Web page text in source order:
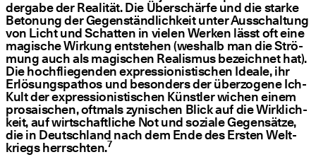
der­ga­be der Rea­li­tät. Die Über­schär­fe und die star­ke
Beto­nung der Gegen­ständ­lich­keit unter Aus­schal­tung
von Licht und Schat­ten in vie­len Wer­ken lässt oft eine
magi­sche Wir­kung ent­ste­hen (wes­halb man die Strö­
mung auch als magi­schen Rea­lis­mus bezeich­net hat).
Die hoch­flie­gen­den expres­sio­nis­ti­schen Idea­le, ihr
Erlö­sungs­pa­thos und beson­ders der über­zo­ge­ne Ich-
Kult der expres­sio­nis­ti­schen Künst­ler wichen einem
pro­sa­ischen, oft­mals zyni­schen Blick auf die Wirk­lich­
keit, auf wirt­schaft­li­che Not und sozia­le Gegen­sät­ze,
die in Deutsch­land nach dem Ende des Ers­ten Welt­
kriegs herrsch­ten.7